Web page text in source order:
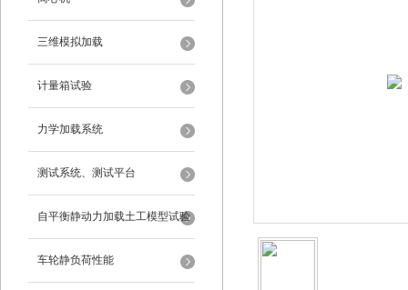
三维模拟加载
计量箱试验
力学加载系统
测试系统、测试平台
自平衡静动力加载土工模型试验
系统
车轮静负荷性能